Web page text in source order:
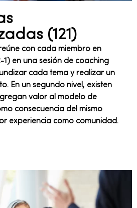
(121)
con cada miembro en
1) en una sesión de coaching
cada tema y realizar un
En un segundo nivel, existen
valor al modelo de
consecuencia del mismo
experiencia como comunidad.